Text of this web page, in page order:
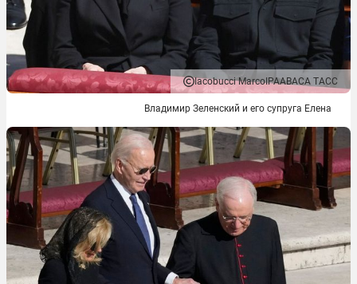
Iacobucci MarcoIPAABACA ТАСС
Владимир Зеленский и его супруга Елена